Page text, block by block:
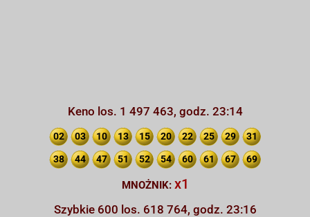
Keno los. 1 497 463, godz. 23:14
02 03 10 13 15 20 22 25 29 31
38 44 47 51 52 54 60 61 67 69
MNOŻNIK: x1
Szybkie 600 los. 618 764, godz. 23:16